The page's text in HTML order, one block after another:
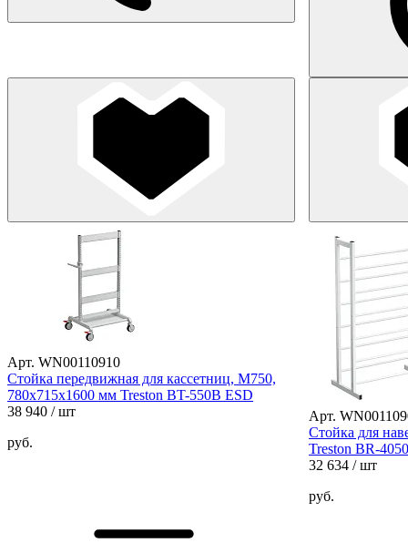
Арт. WN00110910
Стойка передвижная для кассетниц, M750,
780х715х1600 мм Treston BT-550B ESD
38 940 / шт
руб.
Арт.
Стойка для
Treston BR-4050
32 634 / шт
руб.